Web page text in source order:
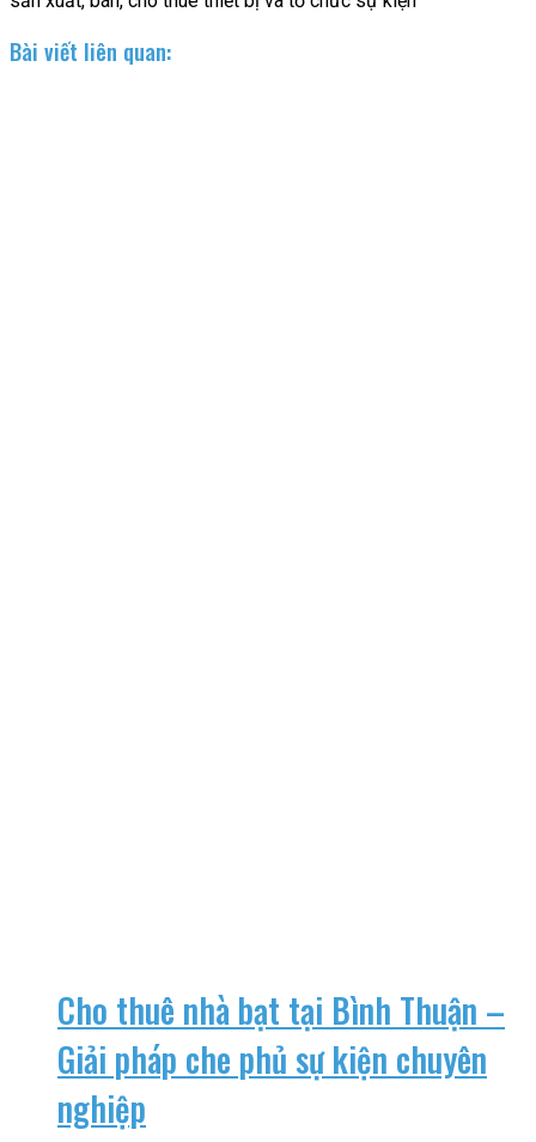
Bài viết liên quan:
Cho thuê nhà bạt tại Bình Thuận –
Giải pháp che phủ sự kiện chuyên
nghiệp